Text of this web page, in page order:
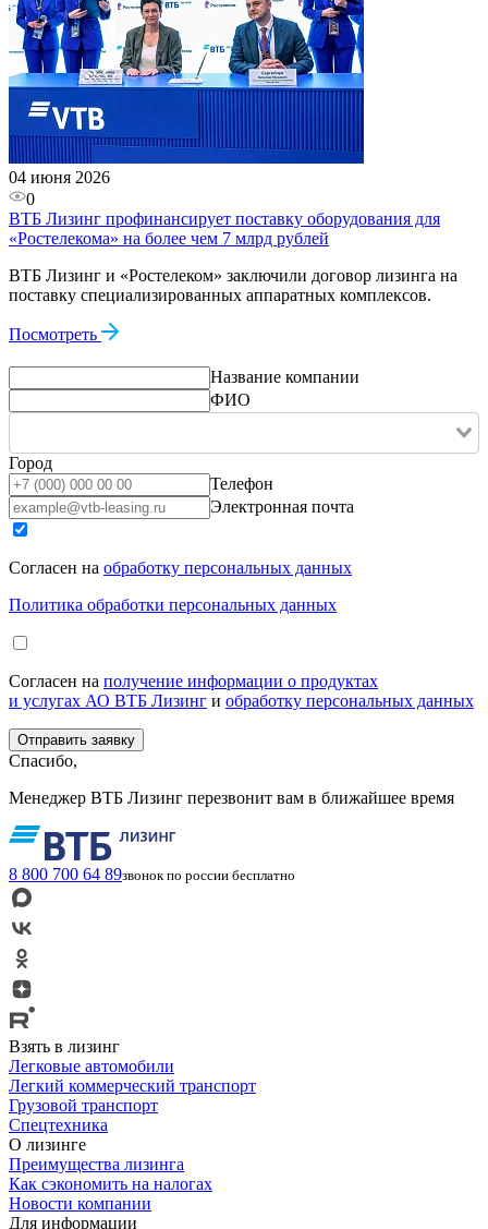
04 июня 2026
0
ВТБ Лизинг профинансирует поставку оборудования для
«Ростелекома» на более чем 7 млрд рублей
ВТБ Лизинг и «Ростелеком» заключили договор лизинга на
поставку специализированных аппаратных комплексов.
Посмотреть
Название компании
ФИО
Город
Телефон
Электронная почта
Согласен на обработку персональных данных
Политика обработки персональных данных
Согласен на получение информации о продуктах
и услугах АО ВТБ Лизинг и обработку персональных данных
Спасибо,
Менеджер ВТБ Лизинг перезвонит вам в ближайшее время
8 800 700 64 89звонок по россии бесплатно
Взять в лизинг
Легковые автомобили
Легкий коммерческий транспорт
Грузовой транспорт
Спецтехника
О лизинге
Преимущества лизинга
Как сэкономить на налогах
Новости компании
Для информации